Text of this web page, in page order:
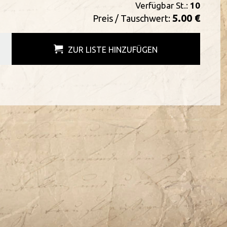
Verfügbar St.: 10
Preis / Tauschwert: 5.00 €
ZUR LISTE HINZUFÜGEN